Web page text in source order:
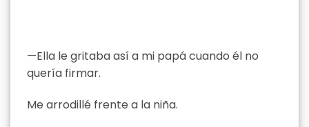
—Ella le gritaba así a mi papá cuando él no
quería firmar.
Me arrodillé frente a la niña.